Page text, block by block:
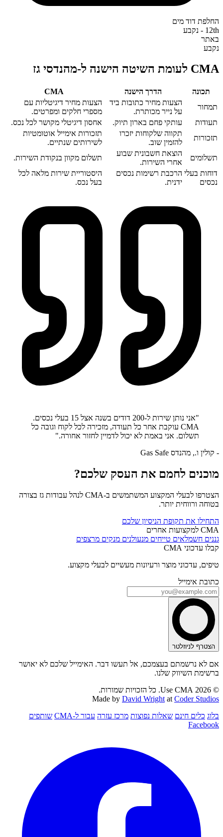
החלפת דוד מים
12th - נקבע
באתר
נקבע
CMA לעומת השיטה הישנה ל-מהנדסי גז
תכונה הדרך הישנה
CMA‎
תמחור
הצעות מחיר כתובות ביד
על נייר מכותרת.
הצעות מחיר דיגיטליות עם
מספרי חלקים ומפרטים.
תעודות
עותקי פחם בארון תיוק.
אחסון דיגיטלי מקושר לכל נכס.
תזכורות
תקווה שלקוחות יזכרו
להזמין שוב.
תזכורות אימייל אוטומטיות
לשירותים שנתיים.
תשלומים
הוצאת חשבונית שבוע
אחרי השירות.
תשלום מקוון בנקודת השירות.
דוחות בעלי
נכסים
הרכבת רשימות נכסים
ידנית.
היסטוריית שירות מלאה לכל
בעל נכס.
"אני נותן שירות ל-200 דודים בשנה אצל 15 בעלי נכסים.
CMA עוקבת אחר כל תעודה, מזכירה לכל לקוח וגובה כל
תשלום. אני באמת לא יכול לדמיין לחזור אחורה."
- קולין ו., מהנדס Gas Safe
מוכנים לחמם את העסק שלכם?
הצטרפו לבעלי המקצוע המשתמשים ב-CMA לנהל עבודות גז בצורה
בטוחה ורווחית יותר.
התחילו את תקופת הניסיון שלכם
CMA למקצועות אחרים
גננים חשמלאים טייחים מנעולנים מנקים מרצפים
קבלו עדכוני CMA
טיפים, עדכוני מוצר ורעיונות מעשיים לבעלי מקצוע.
כתובת אימייל
הצטרף לניוזלטר
אם לא נרשמתם בעצמכם, אל תעשו דבר. האימייל שלכם לא יאושר
ברשימת השיווק שלנו.
© 2026 Use CMA. כל הזכויות שמורות.
Made by David Wright at Coder Studios
בלוג כלים חינם שאלות נפוצות מרכז עזרה עבור ל-CMA
שותפים
Facebook